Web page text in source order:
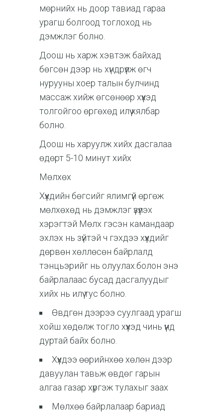
мөрнийх нь доор тавиад гараа
урагш болгоод тоглоход нь
дэмжлэг болно.
Доош нь харж хэвтэж байхад
бөгсөн дээр нь хүндрүүлж өгч
нурууны хоер талын булчинд
массаж хийж өгсөнөөр хүүхэд
толгойгоо өргөхөд илүү хялбар
болно.
Доош нь харуулж хийх дасгалаа
өдөрт 5-10 минут хийх
Мөлхөх
Хүүхдийн бөгсийг ялимгүй өргөж
мөлхөхөд нь дэмжлэг үзүүлэх
хэрэгтэй Мөлх гэсэн камандаар
эхлэх нь зүйтэй ч гэхдээ хүүхдийг
дөрвөн хөллөсөн байрлалд
тэнцьэрийг нь олуулах.болон энэ
байрлалаас бусад дасгалуудыг
хийх нь илүү тус болно.
Өвдгөн дээрээ суулгаад урагш
хойш хөдөлж тогло хүүхэд чинь үүнд
дуртай байх болно.
Хүүхдээ өөрийнхөө хөлөн дээр
давуулан тавьж өвдөг гарын
алгаа газар хүргэж тулахыг заах
Мөлхөө байрлалаар бариад